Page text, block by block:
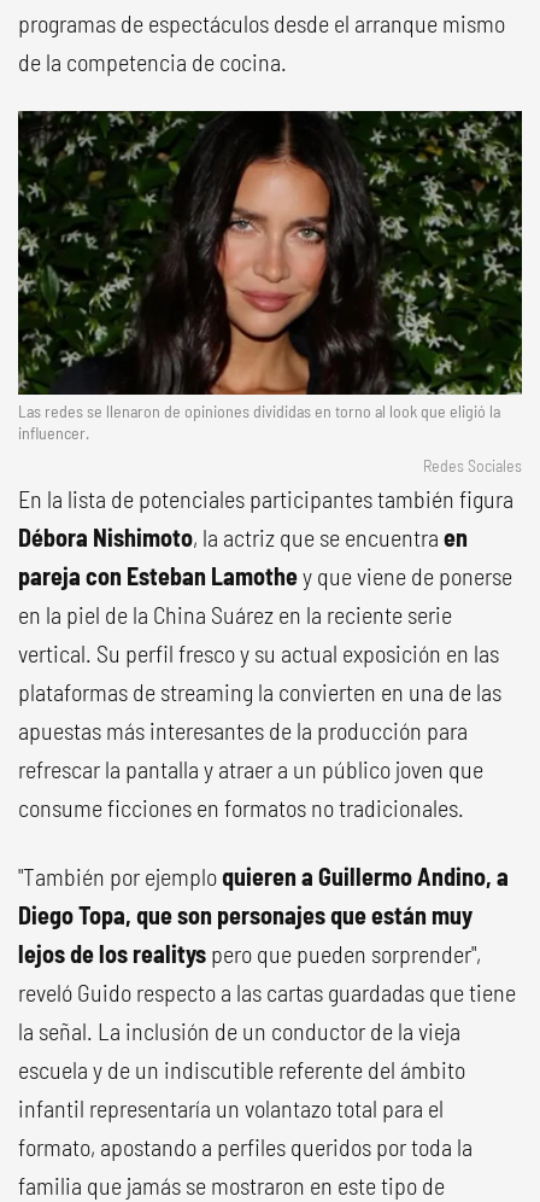
programas de espectáculos desde el arranque mismo
de la competencia de cocina.
Las redes se llenaron de opiniones divididas en torno al look que eligió la
influencer.
Redes Sociales
En la lista de potenciales participantes también figura
Débora Nishimoto, la actriz que se encuentra en
pareja con Esteban Lamothey que viene de ponerse
en la piel de la China Suárez en la reciente serie
vertical. Su perfil fresco y su actual exposición en las
plataformas de streaming la convierten en una de las
apuestas más interesantes de la producción para
refrescar la pantalla y atraer a un público joven que
consume ficciones en formatos no tradicionales.
"También por ejemploquieren a Guillermo Andino, a
Diego Topa, que son personajes que están muy
lejos de los realitys pero que pueden sorprender",
reveló Guido respecto a las cartas guardadas que tiene
la señal. La inclusión de un conductor de la vieja
escuela y de un indiscutible referente del ámbito
infantil representaría un volantazo total para el
formato, apostando a perfiles queridos por toda la
familia que jamás se mostraron en este tipo de